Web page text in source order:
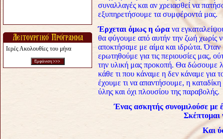
Ιερές Ακολουθίες του μήνα
συναλλαγές και αν χρειασθεί να
εξυπηρετήσουμε τα συμφέροντά μας.
Έρχεται όμως η ώρα να
θα φύγουμε από αυτήν την ζωή χωρίς
αποκτήσαμε με αίμα και ιδρώτα.
ερωτηθούμε για τις περιουσίες μας,
την υλική μας προκοπή. Θα δώσουμε
κάθε τι που κάναμε η δεν κάναμε για
έχουμε τι να απαντήσουμε, η
ύλης και όχι πλουσίου της παραβολής.
Ένας ασκητής συνομιλούσε με
Και